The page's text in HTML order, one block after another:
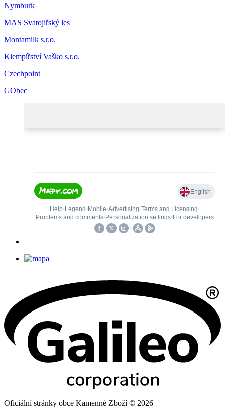
Nymburk
MAS Svatojiřský les
Montamilk s.r.o.
Klempířství Vaško s.r.o.
Czechpoint
GObec
Oficiální stránky obce Kamenné Zboží © 2026